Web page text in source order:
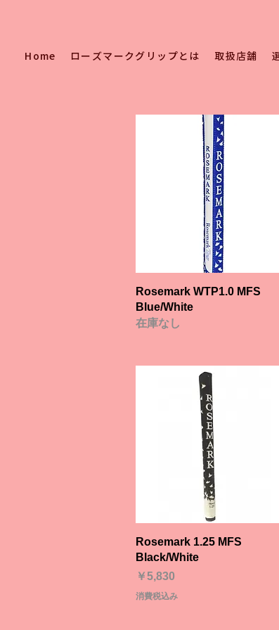
Home ローズマークグリップとは 取扱店舗
クイックビュー
Rosemark WTP1.0 MFS
Blue/White
在庫なし
クイックビュー
Rosemark 1.25 MFS
Black/White
価格
￥5,830
消費税込み